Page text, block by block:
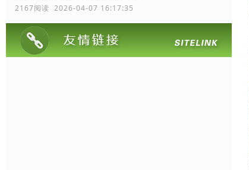
2167阅读 2026-04-07 16:17:35